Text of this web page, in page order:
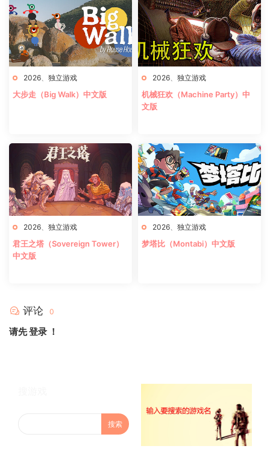
2026 独立游戏
大步走（Big Walk）中文版
2026 独立游戏
机械狂欢（Machine Party）中
文版
2026 独立游戏
君王之塔（Sovereign Tower）
中文版
2026 独立游戏
梦塔比（Montabi）中文版
评论 0
请先登录 ！